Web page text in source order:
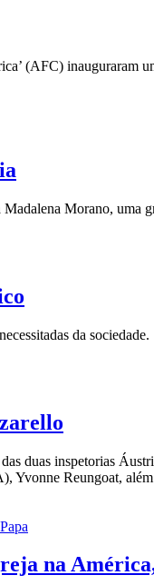
(AFC) inauguraram
Morano, uma
da sociedade.
duas inspetorias
Reungoat,
na